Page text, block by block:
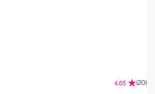
4.65 (20)